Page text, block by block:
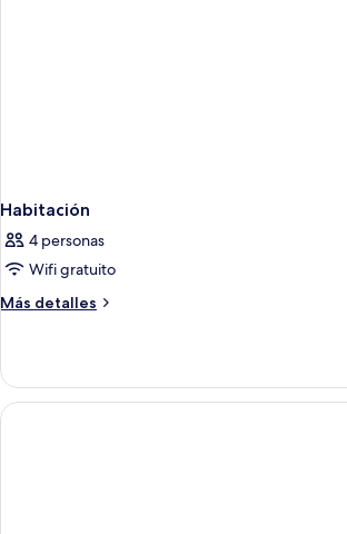
Habitación
4 personas
Wifi gratuito
Más detalles
Más